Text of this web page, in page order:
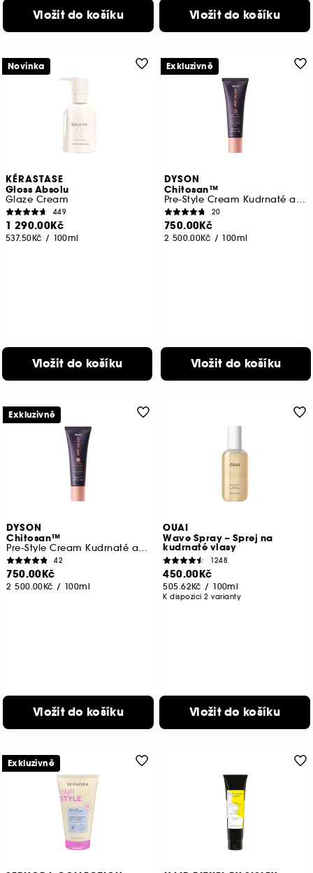
Vložit do košíku Vložit do košíku
KÉRASTASE
Gloss Absolu
Glaze Cream
449
1 290.00Kč
537.50Kč / 100ml
Vložit do košíku
Novinka
DYSON
Chitosan™
Pre-Style Cream Kudrnaté až vlnité vlasy, lehká péče
20
750.00Kč
2 500.00Kč / 100ml
Vložit do košíku
Exkluzivně
DYSON
Chitosan™
Pre-Style Cream Kudrnaté až vlnité vlasy, bohatá péče
42
750.00Kč
2 500.00Kč / 100ml
Vložit do košíku
Exkluzivně
OUAI
Wave Spray – Sprej na
kudrnaté vlasy
1248
450.00Kč
505.62Kč / 100ml
K dispozici 2 varianty
Vložit do košíku
Exkluzivně